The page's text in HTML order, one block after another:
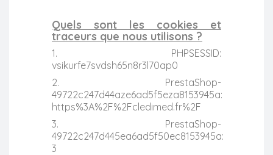
Quels sont les cookies et
traceurs que nous utilisons ?
1. PHPSESSID:
vsikurfe7svdsh65n8r3l70ap0
2. PrestaShop-
49722c247d44aze6ad5f5eza8153945a:
https%3A%2F%2Fcledimed.fr%2F
3. PrestaShop-
49722c247d445ea6ad5f50ec8153945a:
3